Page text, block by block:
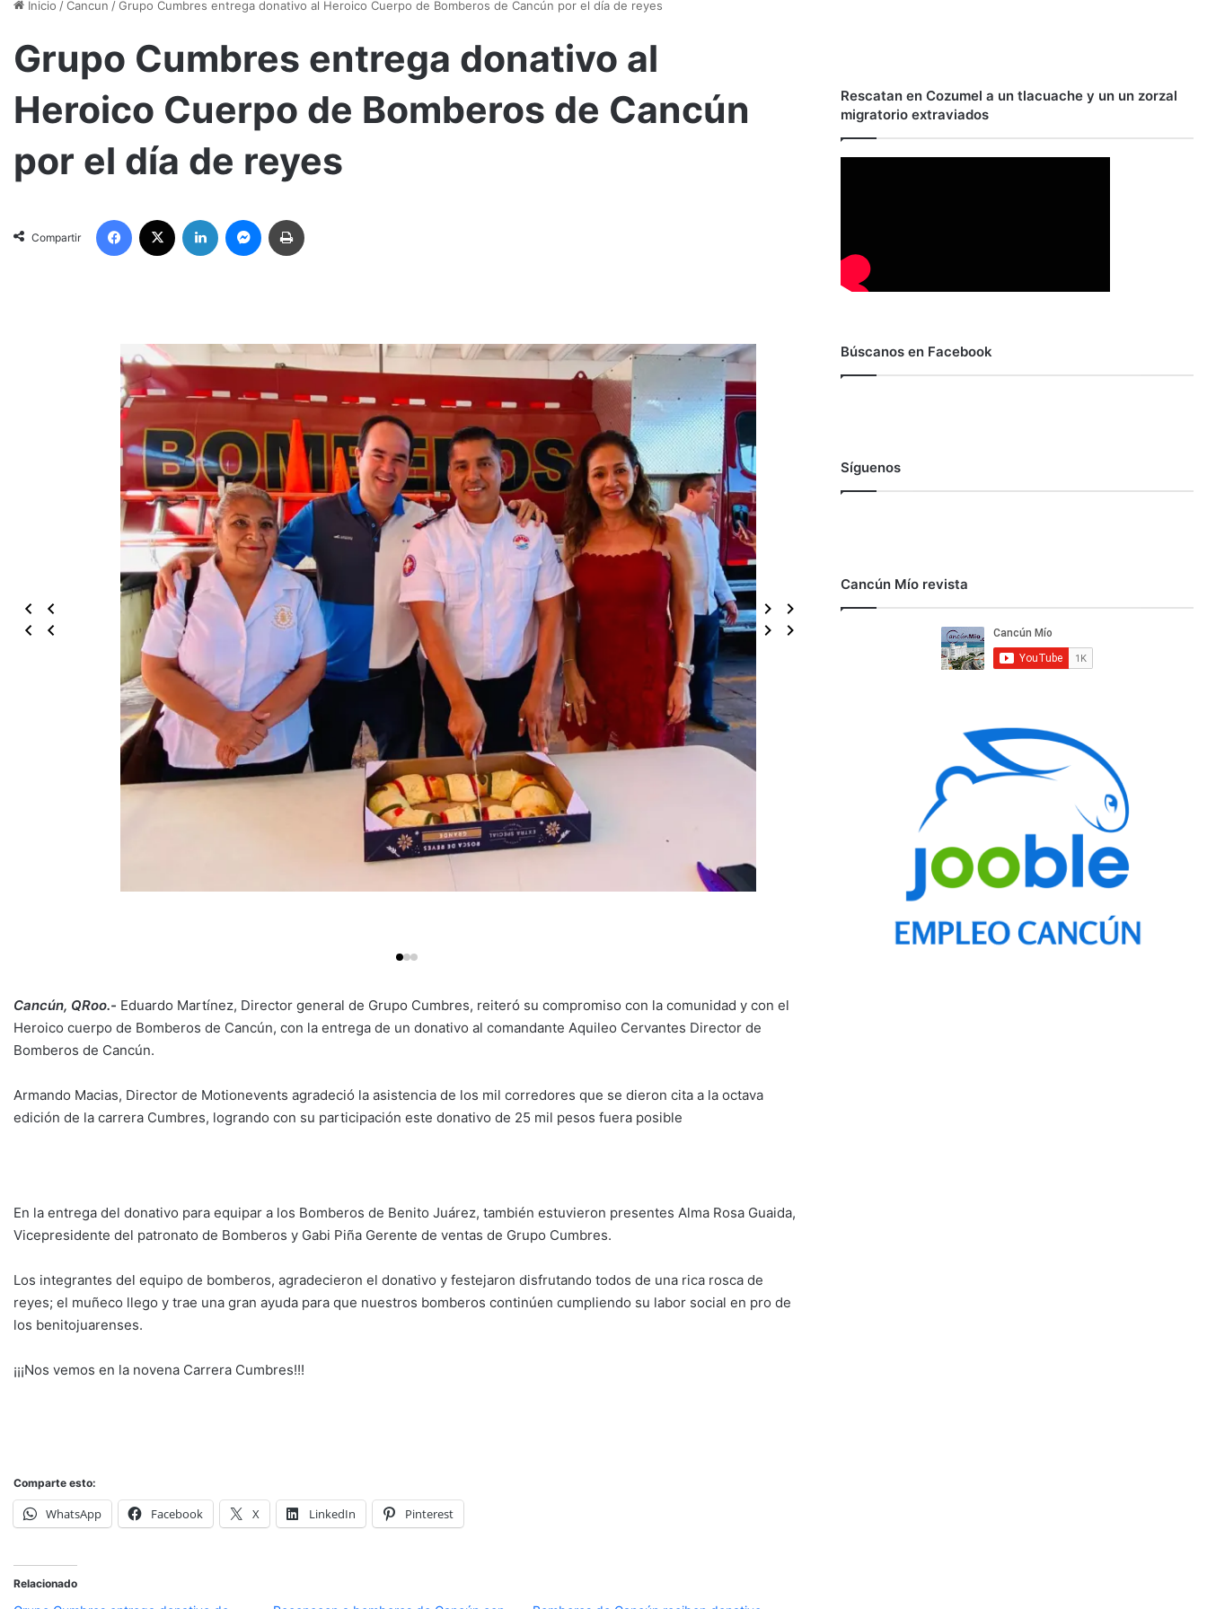
Inicio /Cancun /Grupo Cumbres entrega donativo al Heroico Cuerpo de Bomberos de Cancún por el día de reyes
Grupo Cumbres entrega donativo al
Heroico Cuerpo de Bomberos de Cancún
por el día de reyes
Compartir
Facebook LinkedIn Messenger
Cancún, QRoo.- Eduardo Martínez, Director general de Grupo Cumbres, reiteró su compromiso con la comunidad y con el
Heroico cuerpo de Bomberos de Cancún, con la entrega de un donativo al comandante Aquileo Cervantes Director de
Bomberos de Cancún.
Armando Macias, Director de Motionevents agradeció la asistencia de los mil corredores que se dieron cita a la octava
edición de la carrera Cumbres, logrando con su participación este donativo de 25 mil pesos fuera posible
En la entrega del donativo para equipar a los Bomberos de Benito Juárez, también estuvieron presentes Alma Rosa Guaida,
Vicepresidente del patronato de Bomberos y Gabi Piña Gerente de ventas de Grupo Cumbres.
Los integrantes del equipo de bomberos, agradecieron el donativo y festejaron disfrutando todos de una rica rosca de
reyes; el muñeco llego y trae una gran ayuda para que nuestros bomberos continúen cumpliendo su labor social en pro de
los benitojuarenses.
¡¡¡Nos vemos en la novena Carrera Cumbres!!!
Comparte esto:
WhatsApp Facebook X LinkedIn Pinterest
Relacionado
Rescatan en Cozumel a un tlacuache y un un zorzal
migratorio extraviados
Búscanos en Facebook
Síguenos
Cancún Mío revista